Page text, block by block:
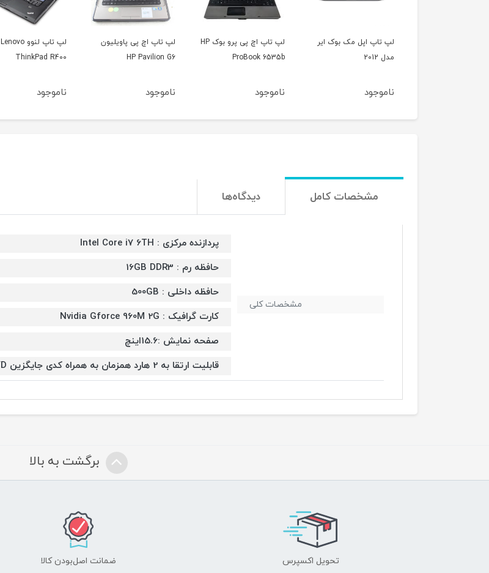
لپ تاپ اپل مک بوک ایر
مدل 2012
ناموجود
لپ تاپ اچ پی پرو بوک HP
ProBook 6535b
ناموجود
لپ تاپ اچ پی پاویلیون
HP Pavilion G6
ناموجود
لپ تاپ لنوو Lenovo
ThinkPad R400
ناموجود
مشخصات کامل دیدگاه‌ها
مشخصات کلی
پردازنده مرکزی : Intel Core i7 6TH
حافظه رم : 16GB DDR3
حافظه داخلی : 500GB
کارت گرافیک : Nvidia Gforce 960M 2G
صفحه نمایش :15.6اینچ
قابلیت ارتقا به 2 هارد همزمان به همراه کدی جایگزین DVD
برگشت به بالا
تحویل اکسپرس ضمانت اصل‌بودن کالا